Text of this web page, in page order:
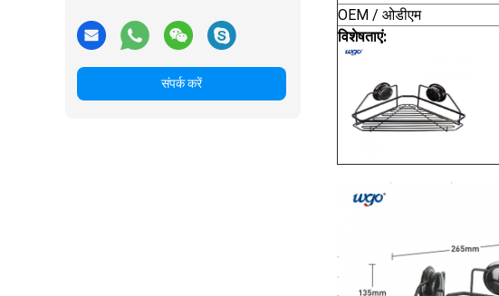
संपर्क करें
OEM / ओडीएम
विशेषताएं: